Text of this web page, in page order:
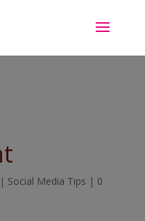
| Social Media Tips | 0